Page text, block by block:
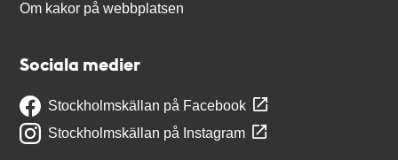
Om kakor på webbplatsen
Sociala medier
Stockholmskällan på Facebook
Stockholmskällan på Instagram